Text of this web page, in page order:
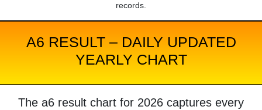
records.
A6 RESULT – DAILY UPDATED
YEARLY CHART
The a6 result chart for 2026 captures every